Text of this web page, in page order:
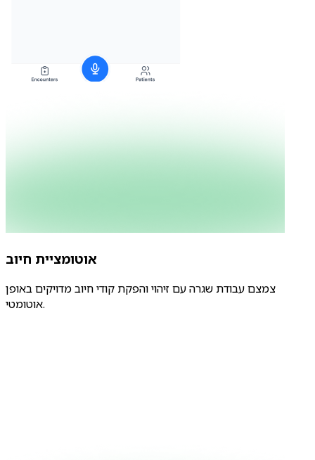
אוטומציית חיוב
צמצם עבודת שגרה עם זיהוי והפקת קודי חיוב מדויקים באופן
אוטומטי.